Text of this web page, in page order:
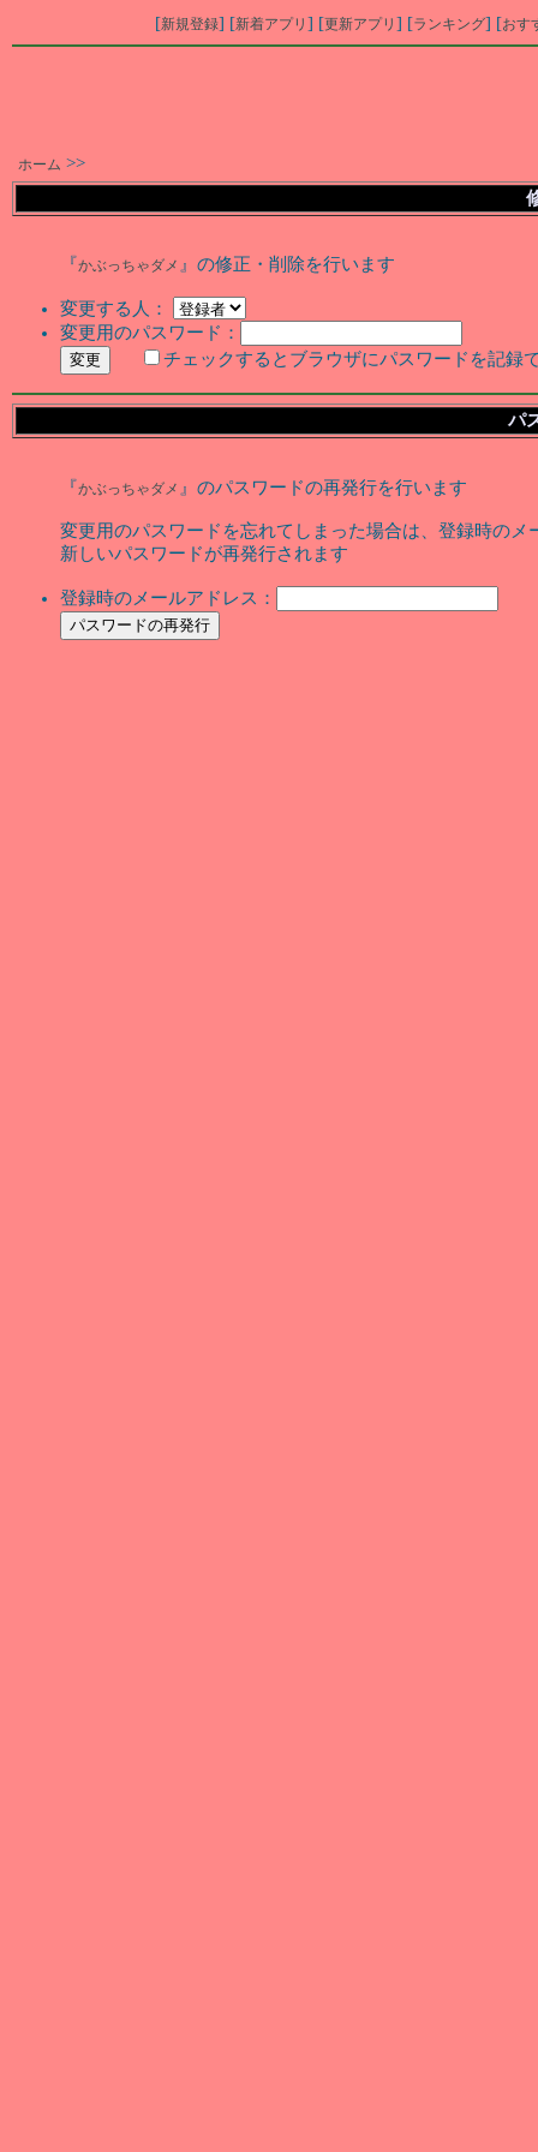
[新規登録] [新着アプリ ] [更新アプリ ] [ランキング] [おす
ホーム >>
『かぶっちゃダメ 』の修正・削除を行います
変更する人：
変更用のパスワード：
チェックするとブラウザにパスワードを記録
パ
『かぶっちゃダメ 』のパスワードの再発行を行います
変更用のパスワードを忘れてしまった場合は、登録時のメ
新しいパスワードが再発行されます
登録時のメールアドレス：